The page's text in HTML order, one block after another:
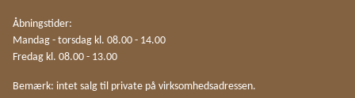
Åbningstider:
Mandag - torsdag kl. 08.00 - 14.00
Fredag kl. 08.00 - 13.00
Bemærk: intet salg til private på virksomhedsadressen.